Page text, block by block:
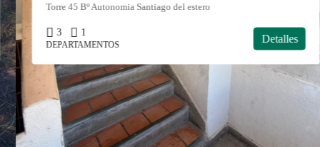
Torre 45 Bº Autonomia Santiago del estero
DEPARTAMENTOS Detalles